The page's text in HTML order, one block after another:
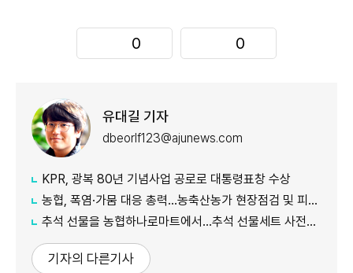
0 0
유대길 기자
dbeorlf123@ajunews.com
KPR, 광복 80년 기념사업 공로로 대통령표창 수상
농협, 폭염·가뭄 대응 총력...농축산농가 현장점검 및 피해 예방 강화
추석 선물을 농협하나로마트에서…추석 선물세트 사전예약 실시
기자의 다른기사